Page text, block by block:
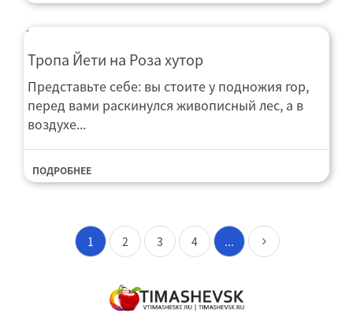
Тропа Йети на Роза хутор
Представьте себе: вы стоите у подножия гор,
перед вами раскинулся живописный лес, а в
воздухе...
ПОДРОБНЕЕ
1 2 3 4 ...